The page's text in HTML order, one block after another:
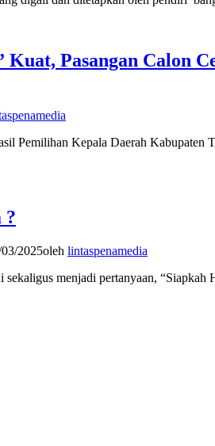
Pasangan Calon
Kepala Daerah Kabupaten
?
2025oleh lintaspenamedia
menjadi pertanyaan, “Siapkah